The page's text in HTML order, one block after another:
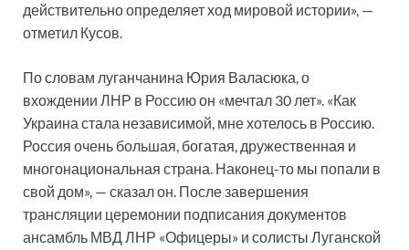
действительно определяет ход мировой истории», —
отметил Кусов.
По словам луганчанина Юрия Валасюка, о
вхождении ЛНР в Россию он «мечтал 30 лет». «Как
Украина стала независимой, мне хотелось в Россию.
Россия очень большая, богатая, дружественная и
многонациональная страна. Наконец-то мы попали в
свой дом», — сказал он. После завершения
трансляции церемонии подписания документов
ансамбль МВД ЛНР «Офицеры» и солисты Луганской